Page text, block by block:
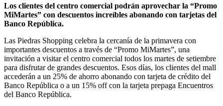
Los clientes del centro comercial podrán aprovechar la “Promo
MiMartes” con descuentos increíbles abonando con tarjetas del
Banco República.
Las Piedras Shopping celebra la cercanía de la primavera con
importantes descuentos a través de “Promo MiMartes”, una
invitación a visitar el centro comercial todos los martes de setiembre
para disfrutar de grandes descuentos. Esos días, los clientes del mall
accederán a un 25% de ahorro abonando con tarjeta de crédito del
Banco República o a un 15% off con la tarjeta prepaga Encuentros
del Banco República.